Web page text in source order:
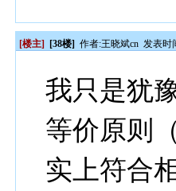
[楼主] [38楼] 作者:王晓斌cn 发表时
我只是犹
等价原则
实上符合